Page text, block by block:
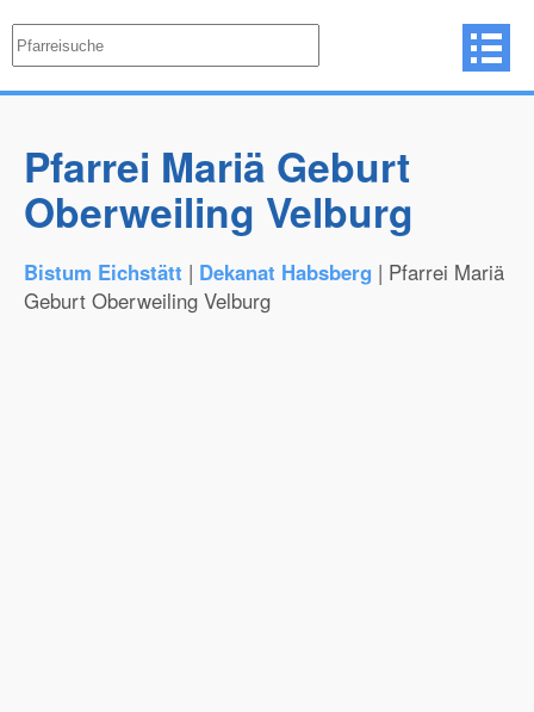
Pfarrei Mariä Geburt
Oberweiling Velburg
Bistum Eichstätt | Dekanat Habsberg | Pfarrei Mariä
Geburt Oberweiling Velburg